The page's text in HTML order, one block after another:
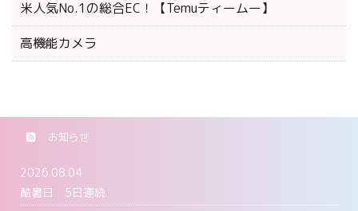
米人気No.1の総合EC！【Temuティームー】
高機能カメラ
お知らせ
2026.08.04
酷暑日 5日連続